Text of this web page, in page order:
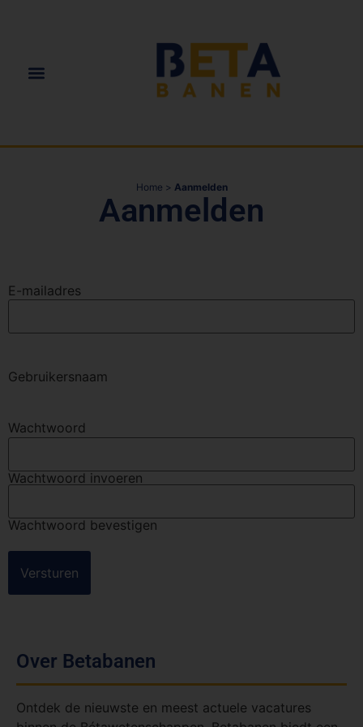
Home > Aanmelden
Aanmelden
E-mailadres
Gebruikersnaam
Wachtwoord
Wachtwoord invoeren
Wachtwoord bevestigen
Over Betabanen
Ontdek de nieuwste en meest actuele vacatures